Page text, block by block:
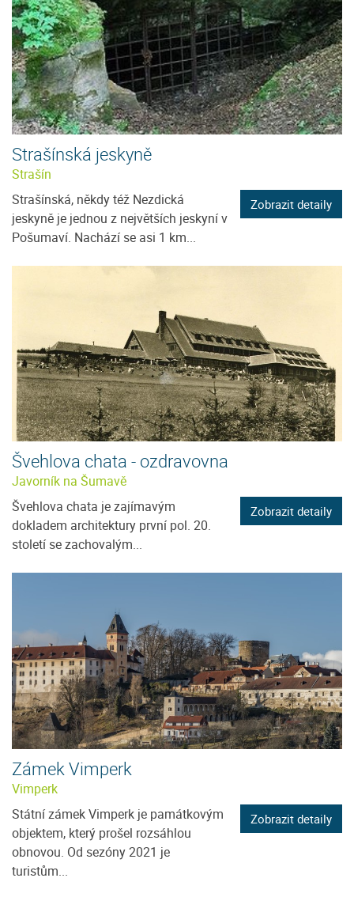
Strašínská jeskyně
Strašín
Strašínská, někdy též Nezdická
jeskyně je jednou z největších jeskyní v
Pošumaví. Nachází se asi 1 km...
Zobrazit detaily
Švehlova chata - ozdravovna
Javorník na Šumavě
Švehlova chata je zajímavým
dokladem architektury první pol. 20.
století se zachovalým...
Zobrazit detaily
Zámek Vimperk
Vimperk
Státní zámek Vimperk je památkovým
objektem, který prošel rozsáhlou
obnovou. Od sezóny 2021 je
turistům...
Zobrazit detaily